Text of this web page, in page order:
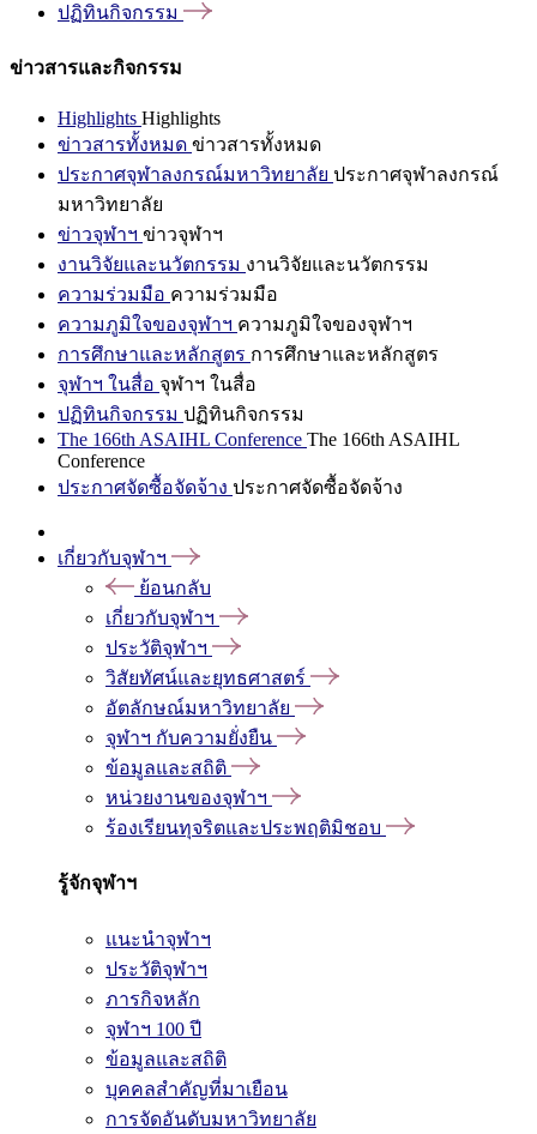
ปฏิทินกิจกรรม
ข่าวสารและกิจกรรม
Highlights Highlights
ข่าวสารทั้งหมด ข่าวสารทั้งหมด
ประกาศจุฬาลงกรณ์มหาวิทยาลัย ประกาศจุฬาลงกรณ์
มหาวิทยาลัย
ข่าวจุฬาฯ ข่าวจุฬาฯ
งานวิจัยและนวัตกรรม งานวิจัยและนวัตกรรม
ความร่วมมือ ความร่วมมือ
ความภูมิใจของจุฬาฯ ความภูมิใจของจุฬาฯ
การศึกษาและหลักสูตร การศึกษาและหลักสูตร
จุฬาฯ ในสื่อ จุฬาฯ ในสื่อ
ปฏิทินกิจกรรม ปฏิทินกิจกรรม
The 166th ASAIHL Conference The 166th ASAIHL
Conference
ประกาศจัดซื้อจัดจ้าง ประกาศจัดซื้อจัดจ้าง
เกี่ยวกับจุฬาฯ
ย้อนกลับ
เกี่ยวกับจุฬาฯ
ประวัติจุฬาฯ
วิสัยทัศน์และยุทธศาสตร์
อัตลักษณ์มหาวิทยาลัย
จุฬาฯ กับความยั่งยืน
ข้อมูลและสถิติ
หน่วยงานของจุฬาฯ
ร้องเรียนทุจริตและประพฤติมิชอบ
รู้จักจุฬาฯ
แนะนำจุฬาฯ
ประวัติจุฬาฯ
ภารกิจหลัก
จุฬาฯ 100 ปี
ข้อมูลและสถิติ
บุคคลสำคัญที่มาเยือน
การจัดอันดับมหาวิทยาลัย